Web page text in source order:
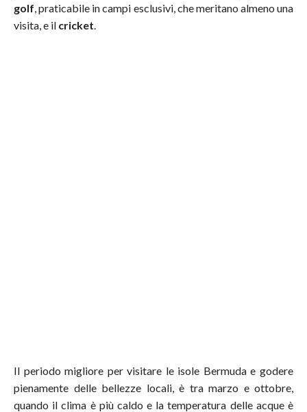
golf, praticabile in campi esclusivi, che meritano almeno una
visita, e il cricket.
Il periodo migliore per visitare le isole Bermuda e godere
pienamente delle bellezze locali, è tra marzo e ottobre,
quando il clima è più caldo e la temperatura delle acque è